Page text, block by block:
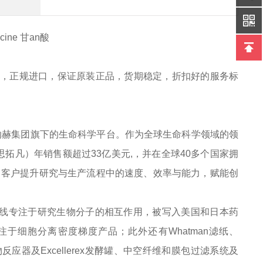
甘an酸
正规进口，保证原装正品，货期稳定，折扣好的服务标
集团旗下的生命科学平台。作为全球生命科学领域的领
凡）年销售额超过33亿美元,，并在全球40多个国家拥
户提升研究与生产流程中的速度、效率与能力，赋能创
专注于研究生物分子的相互作用，被写入美国和日本药
细胞分离密度梯度产品；此外还有Whatman滤纸、
应器及Excellerex发酵罐、中空纤维和膜包过滤系统及